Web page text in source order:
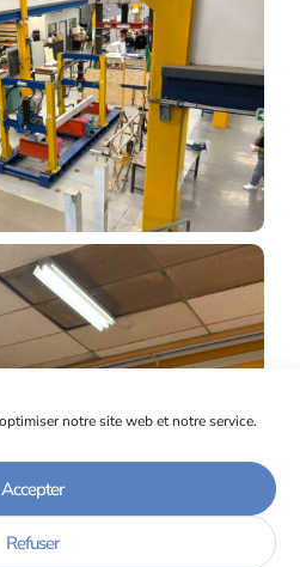
notre site web et notre service.
Accepter
Refuser